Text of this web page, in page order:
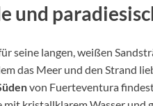
und
seine langen, weißen
das Meer und den Strand
von Fuerteventura